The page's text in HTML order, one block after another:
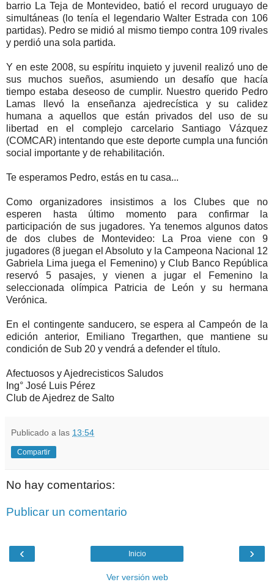
barrio La Teja de Montevideo, batió el record uruguayo de
simultáneas (lo tenía el legendario Walter Estrada con 106
partidas). Pedro se midió al mismo tiempo contra 109 rivales
y perdió una sola partida.
Y en este 2008, su espíritu inquieto y juvenil realizó uno de
sus muchos sueños, asumiendo un desafío que hacía
tiempo estaba deseoso de cumplir. Nuestro querido Pedro
Lamas llevó la enseñanza ajedrecística y su calidez
humana a aquellos que están privados del uso de su
libertad en el complejo carcelario Santiago Vázquez
(COMCAR) intentando que este deporte cumpla una función
social importante y de rehabilitación.
Te esperamos Pedro, estás en tu casa...
Como organizadores insistimos a los Clubes que no
esperen hasta último momento para confirmar la
participación de sus jugadores. Ya tenemos algunos datos
de dos clubes de Montevideo: La Proa viene con 9
jugadores (8 juegan el Absoluto y la Campeona Nacional 12
Gabriela Lima juega el Femenino) y Club Banco República
reservó 5 pasajes, y vienen a jugar el Femenino la
seleccionada olímpica Patricia de León y su hermana
Verónica.
En el contingente sanducero, se espera al Campeón de la
edición anterior, Emiliano Tregarthen, que mantiene su
condición de Sub 20 y vendrá a defender el título.
Afectuosos y Ajedrecisticos Saludos
Ing° José Luis Pérez
Club de Ajedrez de Salto
Publicado a las 13:54
Compartir
No hay comentarios:
Publicar un comentario
‹ ›
Inicio
Ver versión web